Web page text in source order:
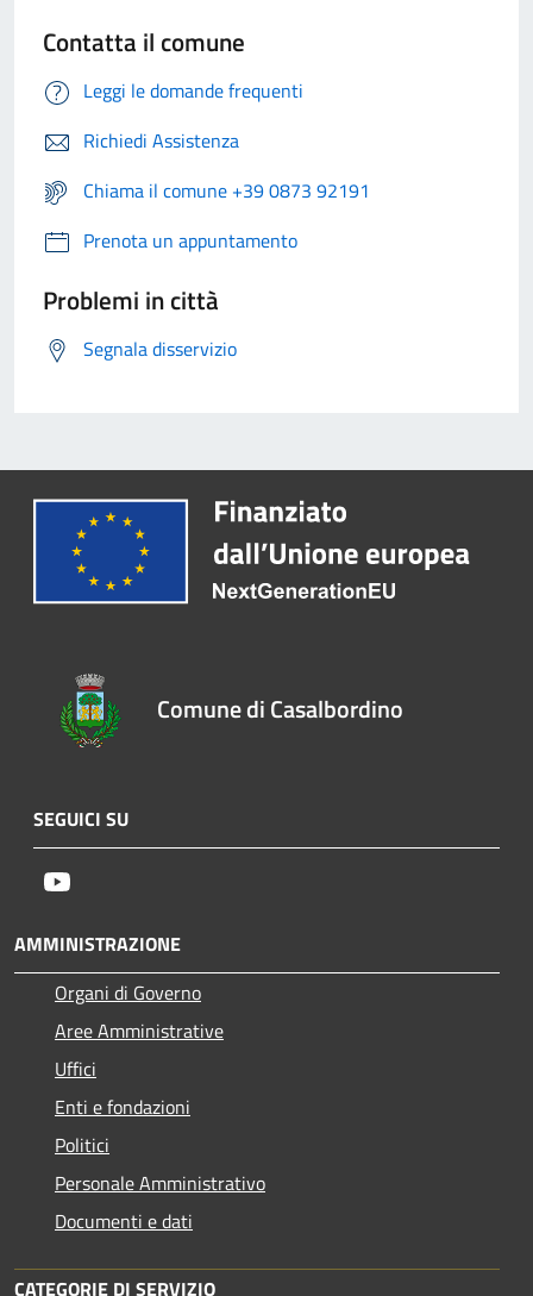
Contatta il comune
Leggi le domande frequenti
Richiedi Assistenza
Chiama il comune +39 0873 92191
Prenota un appuntamento
Problemi in città
Segnala disservizio
Comune di Casalbordino
SEGUICI SU
AMMINISTRAZIONE
Organi di Governo
Aree Amministrative
Uffici
Enti e fondazioni
Politici
Personale Amministrativo
Documenti e dati
CATEGORIE DI SERVIZIO